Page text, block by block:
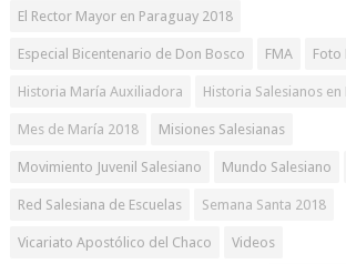
El Rector Mayor en Paraguay 2018
Especial Bicentenario de Don Bosco FMA Foto
Historia María Auxiliadora Historia Salesianos en
Mes de María 2018 Misiones Salesianas
Movimiento Juvenil Salesiano Mundo Salesiano
Red Salesiana de Escuelas Semana Santa 2018
Vicariato Apostólico del Chaco Videos